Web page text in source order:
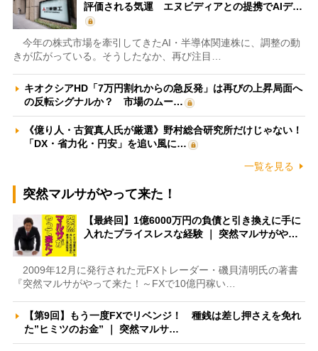
評価される気運 エヌビディアとの提携でAIデ…
今年の株式市場を牽引してきたAI・半導体関連株に、調整の動
きが広がっている。そうしたなか、再び注目…
キオクシアHD「7万円割れからの急反発」は再びの上昇局面へ
の反転シグナルか？ 市場のムー…
《億り人・古賀真人氏が厳選》野村総合研究所だけじゃない！
「DX・省力化・円安」を追い風に…
一覧を見る
突然マルサがやって来た！
【最終回】1億6000万円の負債と引き換えに手に
入れたプライスレスな経験 ｜ 突然マルサがや…
2009年12月に発行された元FXトレーダー・磯貝清明氏の著書
『突然マルサがやって来た！～FXで10億円稼い…
【第9回】もう一度FXでリベンジ！ 種銭は差し押さえを免れ
た”ヒミツのお金” ｜ 突然マルサ…